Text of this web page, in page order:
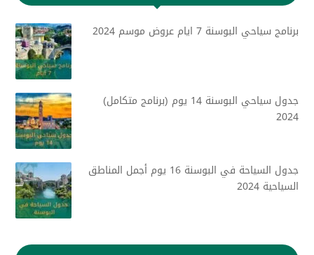
برنامج سياحي البوسنة 7 ايام عروض موسم 2024
جدول سياحي البوسنة 14 يوم (برنامج متكامل)
2024
جدول السياحة في البوسنة 16 يوم أجمل المناطق
السياحية 2024